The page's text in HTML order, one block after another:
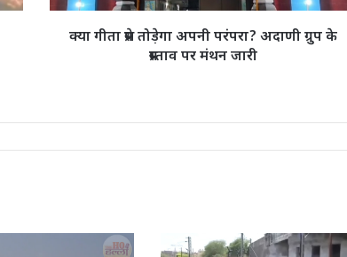
के
क्या गीता प्रेस तोड़ेगा अपनी परंपरा? अदाणी ग्रुप के
प्रस्ताव पर मंथन जारी